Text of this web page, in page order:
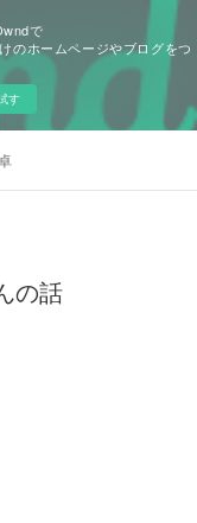
で
のホームページやブログをつ
す
の話